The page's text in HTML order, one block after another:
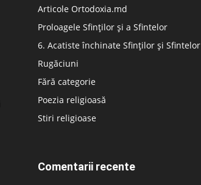
Articole Ortodoxia.md
Proloagele Sfinților și a Sfintelor
6. Acatiste închinate Sfinților și Sfintelor
Rugăciuni
Fără categorie
Poezia religioasă
Stiri religioase
Comentarii recente